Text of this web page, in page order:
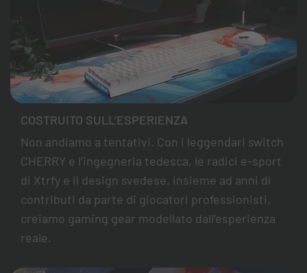
COSTRUITO SULL’ESPERIENZA
Non andiamo a tentativi. Con i leggendari switch
CHERRY e l’ingegneria tedesca, le radici e-sport
di Xtrfy e il design svedese, insieme ad anni di
contributi da parte di giocatori professionisti,
creiamo gaming gear modellato dall’esperienza
reale.